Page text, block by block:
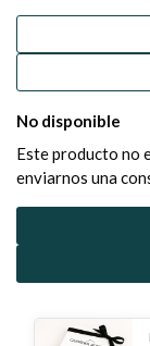
No disponible
Este producto no
enviarnos una